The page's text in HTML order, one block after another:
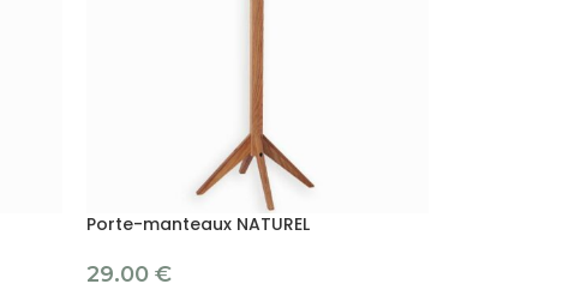
Porte-manteaux NATUREL
29.00 €